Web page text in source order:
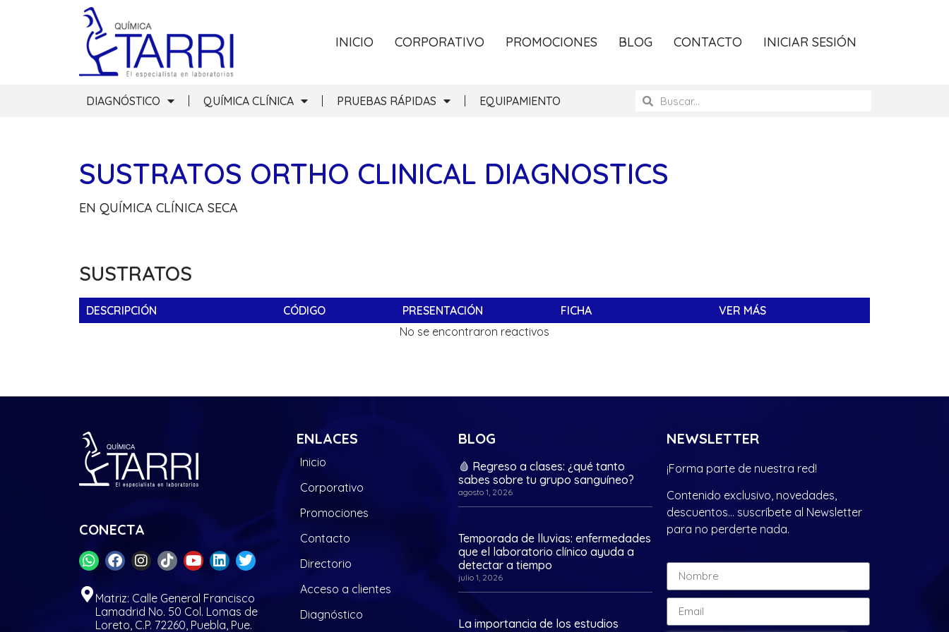
INICIO CORPORATIVO PROMOCIONES BLOG CONTACTO INICIAR SESIÓN
DIAGNÓSTICO QUÍMICA CLÍNICA PRUEBAS RÁPIDAS EQUIPAMIENTO
SUSTRATOS ORTHO CLINICAL DIAGNOSTICS
EN QUÍMICA CLÍNICA SECA
SUSTRATOS
DESCRIPCIÓN CÓDIGO PRESENTACIÓN FICHA
VER MÁS
No se encontraron reactivos
CONECTA
Matriz: Calle General Francisco
Lamadrid No. 50 Col. Lomas de
Loreto, C.P. 72260, Puebla, Pue.
ENLACES
Inicio
Corporativo
Promociones
Contacto
Directorio
Acceso a clientes
Diagnóstico
BLOG
🩸 Regreso a clases: ¿qué tanto
sabes sobre tu grupo sanguíneo?
agosto 1, 2026
Temporada de lluvias: enfermedades
que el laboratorio clínico ayuda a
detectar a tiempo
julio 1, 2026
La importancia de los estudios
NEWSLETTER
¡Forma parte de nuestra red!
Contenido exclusivo, novedades,
descuentos… suscríbete al Newsletter
para no perderte nada.